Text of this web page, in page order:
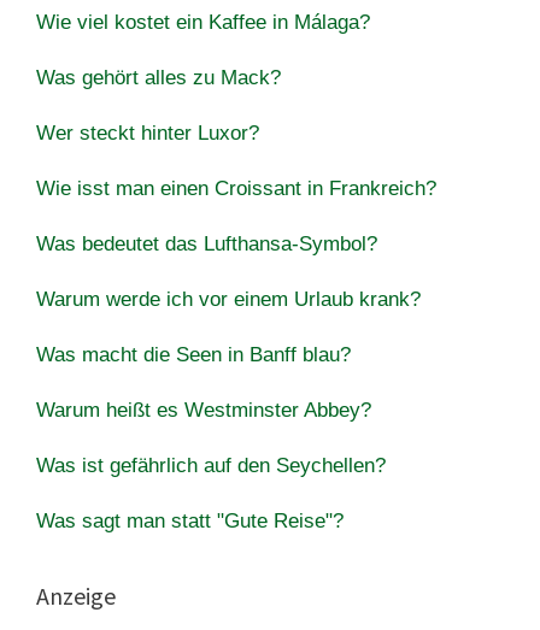
Wie viel kostet ein Kaffee in Málaga?
Was gehört alles zu Mack?
Wer steckt hinter Luxor?
Wie isst man einen Croissant in Frankreich?
Was bedeutet das Lufthansa-Symbol?
Warum werde ich vor einem Urlaub krank?
Was macht die Seen in Banff blau?
Warum heißt es Westminster Abbey?
Was ist gefährlich auf den Seychellen?
Was sagt man statt "Gute Reise"?
Anzeige